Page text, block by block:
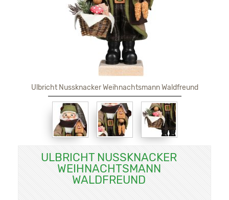
Ulbricht Nussknacker Weihnachtsmann Waldfreund
ULBRICHT NUSSKNACKER
WEIHNACHTSMANN
WALDFREUND